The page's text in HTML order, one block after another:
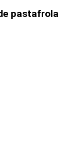
pastafrola